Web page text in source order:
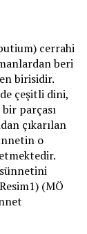
cerrahi
beri
birisidir.
çeşitli dini,
parçası
çıkarılan
o
sünnetini
(MÖ